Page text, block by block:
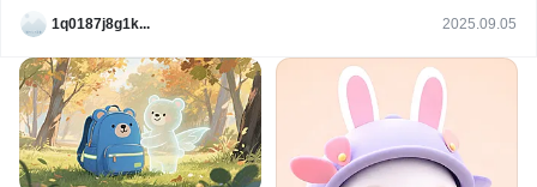
旁边浮现出半透明的卡通兔精灵，手捧一朵
树与柔和光晕，梦幻氛围，突出安全与可
爱，16:9横版广告图
1q0187j8g1k... 2025.09.05